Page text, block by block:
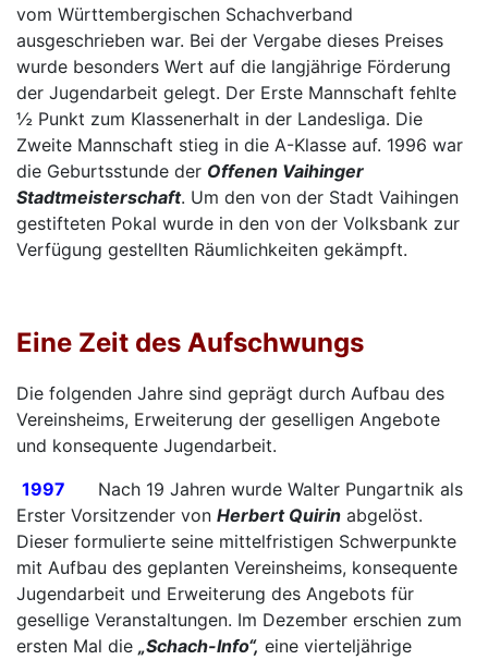
vom Württembergischen Schachverband
ausgeschrieben war. Bei der Vergabe dieses Preises
wurde besonders Wert auf die langjährige Förderung
der Jugendarbeit gelegt. Der Erste Mannschaft fehlte
½ Punkt zum Klassenerhalt in der Landesliga. Die
Zweite Mannschaft stieg in die A-Klasse auf. 1996 war
die Geburtsstunde der Offenen Vaihinger
Stadtmeisterschaft. Um den von der Stadt Vaihingen
gestifteten Pokal wurde in den von der Volksbank zur
Verfügung gestellten Räumlichkeiten gekämpft.
Eine Zeit des Aufschwungs
Die folgenden Jahre sind geprägt durch Aufbau des
Vereinsheims, Erweiterung der geselligen Angebote
und konsequente Jugendarbeit.
1997
Nach 19 Jahren wurde Walter Pungartnik als
Erster Vorsitzender von Herbert Quirin abgelöst.
Dieser formulierte seine mittelfristigen Schwerpunkte
mit Aufbau des geplanten Vereinsheims, konsequente
Jugendarbeit und Erweiterung des Angebots für
gesellige Veranstaltungen. Im Dezember erschien zum
ersten Mal die „Schach-Info“, eine vierteljährige